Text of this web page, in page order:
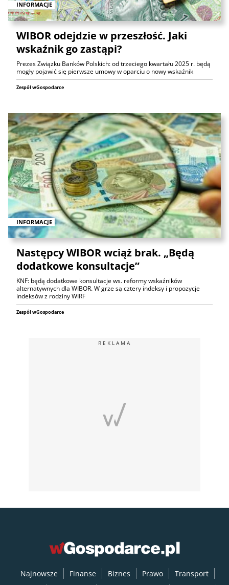
INFORMACJE
WIBOR odejdzie w przeszłość. Jaki
wskaźnik go zastąpi?
Prezes Związku Banków Polskich: od trzeciego kwartału 2025 r. będą
mogły pojawić się pierwsze umowy w oparciu o nowy wskaźnik
Zespół wGospodarce
INFORMACJE
Następcy WIBOR wciąż brak. „Będą
dodatkowe konsultacje”
KNF: będą dodatkowe konsultacje ws. reformy wskaźników
alternatywnych dla WIBOR. W grze są cztery indeksy i propozycje
indeksów z rodziny WIRF
Zespół wGospodarce
REKLAMA
Najnowsze Finanse Biznes Prawo Transport